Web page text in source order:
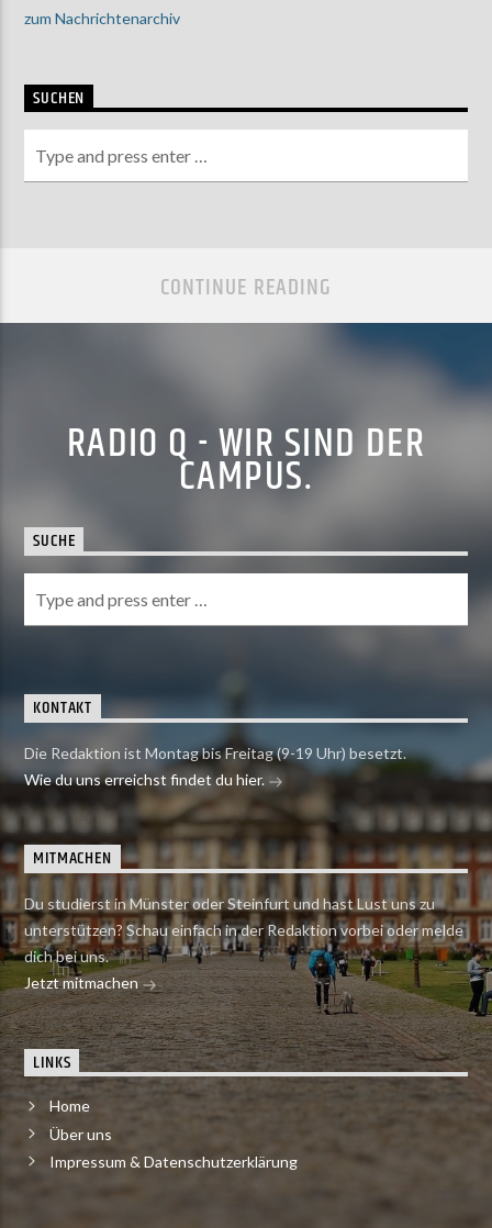
zum Nachrichtenarchiv
SUCHEN
CONTINUE READING
RADIO Q - WIR SIND DER
CAMPUS.
SUCHE
KONTAKT
Die Redaktion ist Montag bis Freitag (9-19 Uhr) besetzt.
Wie du uns erreichst findet du hier.
MITMACHEN
Du studierst in Münster oder Steinfurt und hast Lust uns zu
unterstützen? Schau einfach in der Redaktion vorbei oder melde
dich bei uns.
Jetzt mitmachen
LINKS
Home
Über uns
Impressum & Datenschutzerklärung